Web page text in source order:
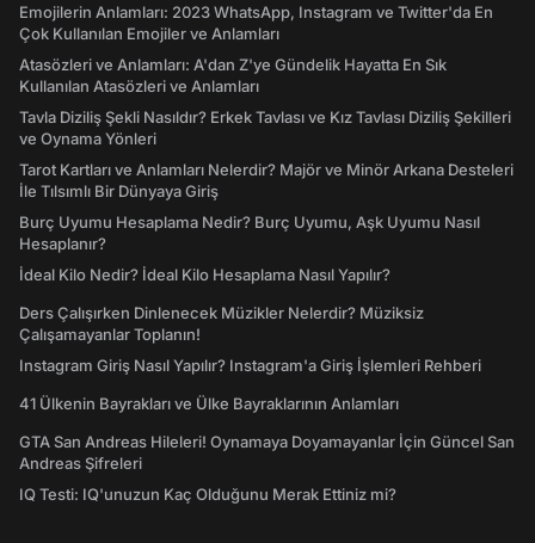
Emojilerin Anlamları: 2023 WhatsApp, Instagram ve Twitter'da En
Çok Kullanılan Emojiler ve Anlamları
Atasözleri ve Anlamları: A'dan Z'ye Gündelik Hayatta En Sık
Kullanılan Atasözleri ve Anlamları
Tavla Diziliş Şekli Nasıldır? Erkek Tavlası ve Kız Tavlası Diziliş Şekilleri
ve Oynama Yönleri
Tarot Kartları ve Anlamları Nelerdir? Majör ve Minör Arkana Desteleri
İle Tılsımlı Bir Dünyaya Giriş
Burç Uyumu Hesaplama Nedir? Burç Uyumu, Aşk Uyumu Nasıl
Hesaplanır?
İdeal Kilo Nedir? İdeal Kilo Hesaplama Nasıl Yapılır?
Ders Çalışırken Dinlenecek Müzikler Nelerdir? Müziksiz
Çalışamayanlar Toplanın!
Instagram Giriş Nasıl Yapılır? Instagram'a Giriş İşlemleri Rehberi
41 Ülkenin Bayrakları ve Ülke Bayraklarının Anlamları
GTA San Andreas Hileleri! Oynamaya Doyamayanlar İçin Güncel San
Andreas Şifreleri
IQ Testi: IQ'unuzun Kaç Olduğunu Merak Ettiniz mi?